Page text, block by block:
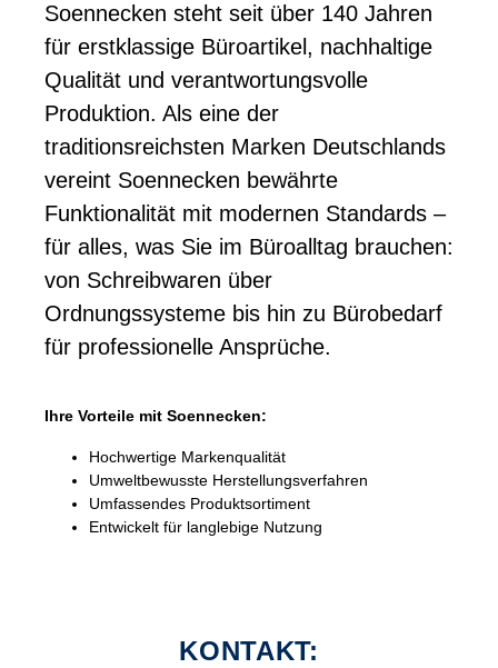
Soennecken steht seit über 140 Jahren
für erstklassige Büroartikel, nachhaltige
Qualität und verantwortungsvolle
Produktion. Als eine der
traditionsreichsten Marken Deutschlands
vereint Soennecken bewährte
Funktionalität mit modernen Standards –
für alles, was Sie im Büroalltag brauchen:
von Schreibwaren über
Ordnungssysteme bis hin zu Bürobedarf
für professionelle Ansprüche.
Ihre Vorteile mit Soennecken:
Hochwertige Markenqualität
Umweltbewusste Herstellungsverfahren
Umfassendes Produktsortiment
Entwickelt für langlebige Nutzung
KONTAKT: